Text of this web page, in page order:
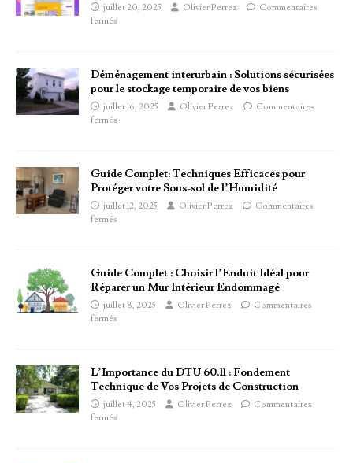
juillet 20, 2025 Olivier Perrez
Commentaires
fermés
Déménagement interurbain : Solutions sécurisées
pour le stockage temporaire de vos biens
juillet 16, 2025 Olivier Perrez
Commentaires
fermés
Guide Complet: Techniques Efficaces pour
Protéger votre Sous-sol de l’Humidité
juillet 12, 2025 Olivier Perrez
Commentaires
fermés
Guide Complet : Choisir l’Enduit Idéal pour
Réparer un Mur Intérieur Endommagé
juillet 8, 2025 Olivier Perrez
Commentaires
fermés
L’Importance du DTU 60.11 : Fondement
Technique de Vos Projets de Construction
juillet 4, 2025 Olivier Perrez
Commentaires
fermés